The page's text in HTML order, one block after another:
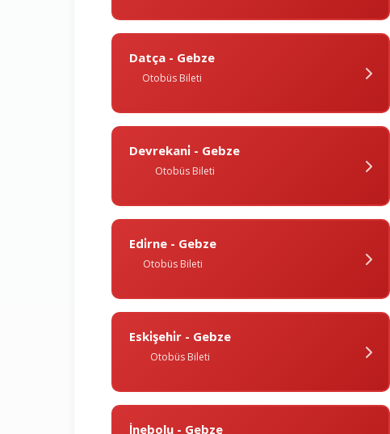
Datça - Gebze
Otobüs Bileti
Devrekani̇ - Gebze
Otobüs Bileti
Edi̇rne - Gebze
Otobüs Bileti
Eski̇şehi̇r - Gebze
Otobüs Bileti
İnebolu - Gebze